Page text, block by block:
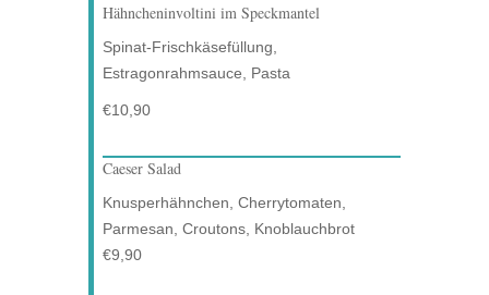
Hähncheninvoltini im Speckmantel
Spinat-Frischkäsefüllung,
Estragonrahmsauce, Pasta
€10,90
Caeser Salad
Knusperhähnchen, Cherrytomaten,
Parmesan, Croutons, Knoblauchbrot
€9,90